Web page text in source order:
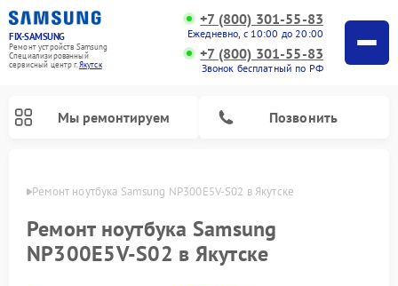
FIX-SAMSUNG
Ремонт устройств Samsung
Специализированный
cервисный центр г.Якутск
+7 (800) 301-55-83
Ежедневно, с 10:00 до 20:00
+7 (800) 301-55-83
Звонок бесплатный по РФ
Мы ремонтируем Позвонить
Ремонт ноутбука Samsung NP300E5V-S02 в Якутске
Ремонт ноутбука Samsung
NP300E5V-S02 в Якутске